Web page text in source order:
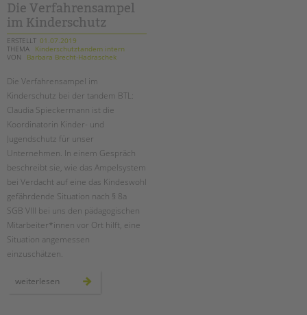
Die Verfahrensampel
im Kinderschutz
ERSTELLT 01.07.2019
THEMA
Kinderschutztandem intern
VON
Barbara Brecht-Hadraschek
Die Verfahrensampel im
Kinderschutz bei der tandem BTL:
Claudia Spieckermann ist die
Koordinatorin Kinder- und
Jugendschutz für unser
Unternehmen. In einem Gespräch
beschreibt sie, wie das Ampelsystem
bei Verdacht auf eine das Kindeswohl
gefährdende Situation nach § 8a
SGB VIII bei uns den pädagogischen
Mitarbeiter*innen vor Ort hilft, eine
Situation angemessen
einzuschätzen.
weiterlesen
verfahrensampel